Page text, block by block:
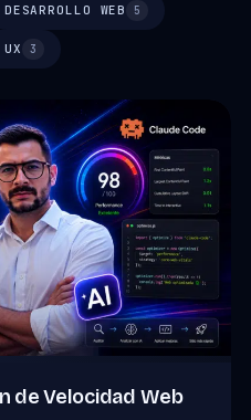
DESARROLLO WEB 5
3
de Velocidad Web